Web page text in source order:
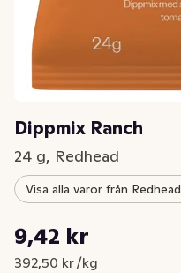
Dippmix Ranch
24 g, Redhead
Visa alla varor från Redhead
Nuvarande pris är: 9,42 kr
9,42 kr
392,50 kr /kg
Styckpris: 392,50 kr /kg